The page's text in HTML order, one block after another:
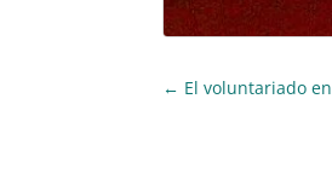
← El voluntariado